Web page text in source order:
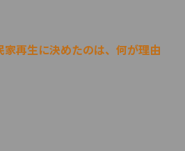
再生に決めたのは、何が理由